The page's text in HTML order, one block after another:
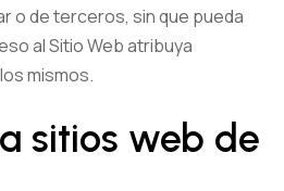
o de terceros, sin que pueda
al Sitio Web atribuya
mismos.
sitios web de